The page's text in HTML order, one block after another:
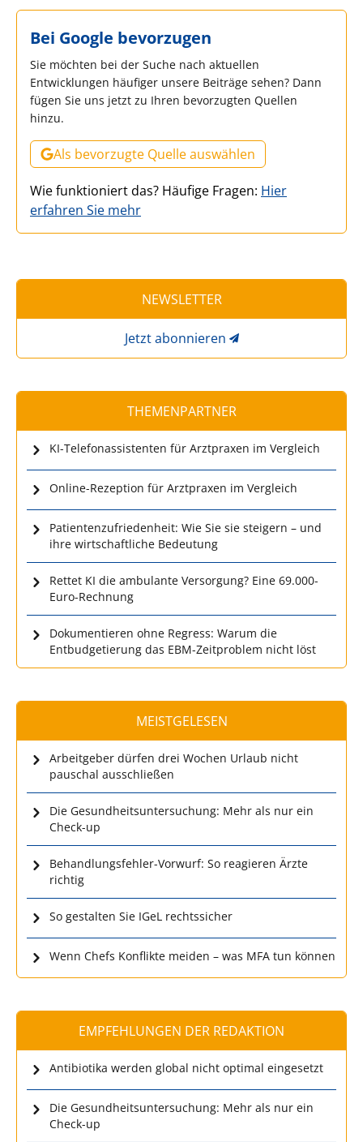
Bei Google bevorzugen
Sie möchten bei der Suche nach aktuellen
Entwicklungen häufiger unsere Beiträge sehen? Dann
fügen Sie uns jetzt zu Ihren bevorzugten Quellen
hinzu.
Als bevorzugte Quelle auswählen
Wie funktioniert das? Häufige Fragen: Hier
erfahren Sie mehr
NEWSLETTER
Jetzt abonnieren
THEMENPARTNER
KI-Telefonassistenten für Arztpraxen im Vergleich
Online-Rezeption für Arztpraxen im Vergleich
Patientenzufriedenheit: Wie Sie sie steigern – und
ihre wirtschaftliche Bedeutung
Rettet KI die ambulante Versorgung? Eine 69.000-
Euro-Rechnung
Dokumentieren ohne Regress: Warum die
Entbudgetierung das EBM-Zeitproblem nicht löst
MEISTGELESEN
Arbeitgeber dürfen drei Wochen Urlaub nicht
pauschal ausschließen
Die Gesundheitsuntersuchung: Mehr als nur ein
Check-up
Behandlungsfehler-Vorwurf: So reagieren Ärzte
richtig
So gestalten Sie IGeL rechtssicher
Wenn Chefs Konflikte meiden – was MFA tun können
EMPFEHLUNGEN DER REDAKTION
Antibiotika werden global nicht optimal eingesetzt
Die Gesundheitsuntersuchung: Mehr als nur ein
Check-up